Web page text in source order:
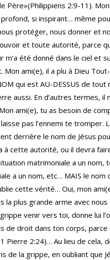
Père»(Philippiens 2:9-11).
si inspirant… même
protéger, nous donner et
et toute autorité, parce
m’a été donné dans le ciel et
ami(e), il a plu à Dieu
qui est AU-DESSUS de tout
aussi. En d’autres termes, il
ami(e), tu as besoin de
pas l’ennemi te tromper.
derrière le nom de Jésus
cette autorité, ou il devra
matrimoniale a un nom,
a un nom, etc… MAIS le nom
cette vérité… Oui, mon
plus grande arme avec nous
venir vers toi, donne lui
de droit dans ton corps,
Pierre 2:24)… Au lieu de cela,
la grippe, en oubliant que